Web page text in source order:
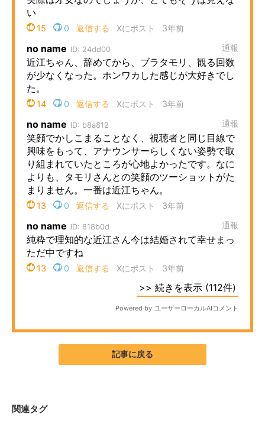
記事に戻る
関連タグ